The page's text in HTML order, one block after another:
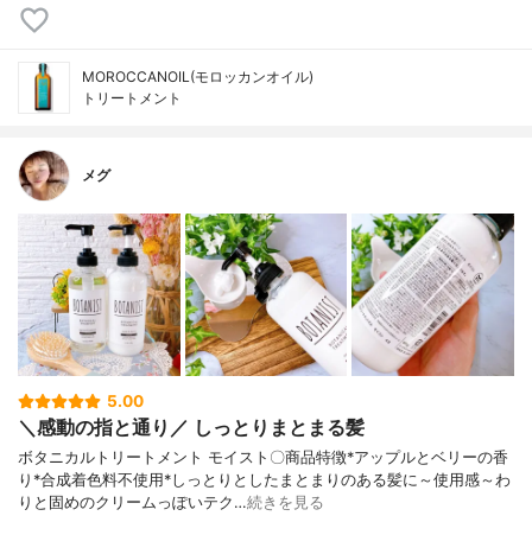
MOROCCANOIL(モロッカンオイル)
トリートメント
メグ
5.00
＼感動の指と通り／ しっとりまとまる髪
ボタニカルトリートメント モイスト〇商品特徴*アップルとベリーの香
り*合成着色料不使用*しっとりとしたまとまりのある髪に～使用感～わ
りと固めのクリームっぽいテク…続きを見る